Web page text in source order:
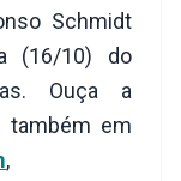
Schmidt
(16/10) do
Ouça a
também em
,